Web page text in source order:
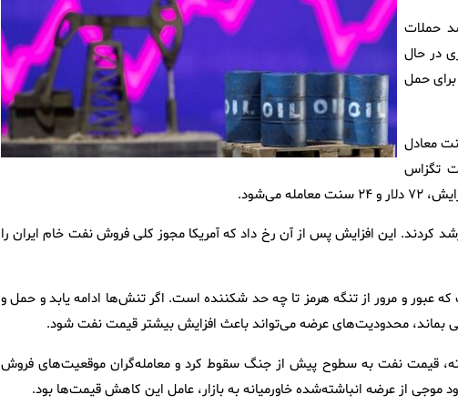
حملات
در حال
حمل
برنت دریای شمال امروز با ۱ دلار و ۹۳ سنت معادل
نفت وست تگزاس
مرجع در روز سه‌شنبه حدود ۳ درصد رشد کردند. این افزایش پس از آن رخ داد که آمریکا مجوز کلی فروش نفت خام ایران را
که عبور و مرور از تنگه هرمز تا چه حد شکننده است. اگر تنش‌ها ادامه یابد و حمل و
قیمت نفت به سطوح پیش از جنگ سقوط کرد و معامله‌گران موقعیت‌های فروش
موجی از عرضه انباشته‌شده خاورمیانه به بازار، عامل این کاهش قیمت‌ها بود.